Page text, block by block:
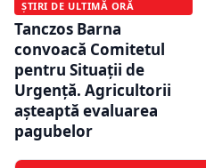
ȘTIRI DE ULTIMĂ ORĂ
Tanczos Barna
convoacă Comitetul
pentru Situații de
Urgență. Agricultorii
așteaptă evaluarea
pagubelor